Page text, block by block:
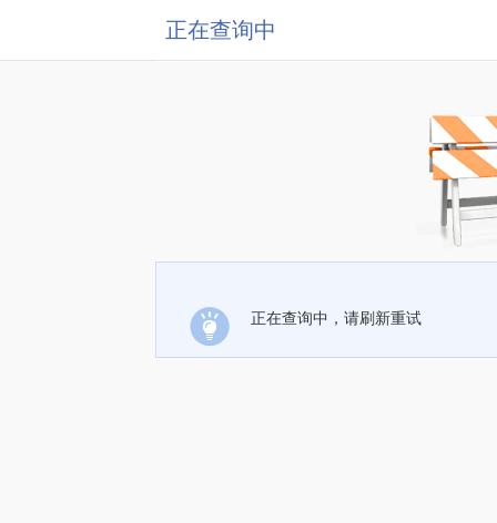
正在查询中
正在查询中，请刷新重试